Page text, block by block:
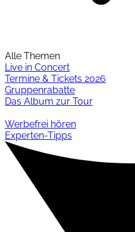
Alle Themen
Live in Concert
Termine & Tickets 2026
Gruppenrabatte
Das Album zur Tour
Werbefrei hören
Experten-Tipps